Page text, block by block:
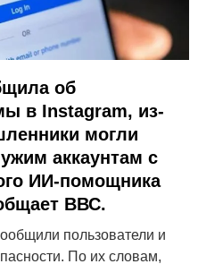
об
в Instagram, из-
могли
аккаунтам с
ИИ-помощника
ВВС.
пользователи и
По их словам,